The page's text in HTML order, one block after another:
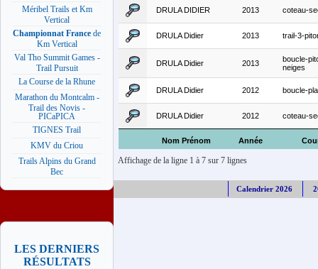
Méribel Trails et Km
Vertical
Championnat France de
Km Vertical
Val Tho Summit Games -
Trail Pursuit
La Course de la Rhune
Marathon du Montcalm -
Trail des Novis -
PICaPICA
TIGNES Trail
KMV du Criou
Trails Alpins du Grand
Bec
LES DERNIERS
RÉSULTATS
Nom Prénom Année
DRULA DIDIER 2013 coteau-
DRULA Didier 2013 trail-3-
DRULA Didier 2013
boucle-
neiges
DRULA Didier 2012 boucle-
DRULA Didier 2012 coteau-
Affichage de la ligne 1 à 7 sur 7 lignes
Calendrier 2026